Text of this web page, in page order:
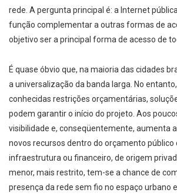
rede. A pergunta principal é: a Internet
função complementar a outras formas de
objetivo ser a principal forma de acesso de
É quase óbvio que, na maioria das cidades
a universalização da banda larga. No
conhecidas restrições orçamentárias,
podem garantir o início do projeto. Aos
visibilidade e, conseqüentemente, aumenta
novos recursos dentro do orçamento público
infraestrutura ou financeiro, de origem
menor, mais restrito, tem-se a chance de
presença da rede sem fio no espaço urbano